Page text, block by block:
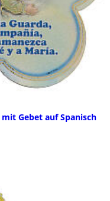
Gebet auf Spanisch